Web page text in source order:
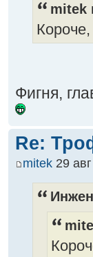
mitek
Фигня,
Re:
mitek 29